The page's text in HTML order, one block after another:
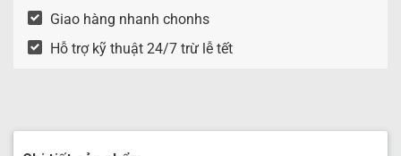
Giao hàng nhanh chonhs
Hỗ trợ kỹ thuật 24/7 trừ lễ tết